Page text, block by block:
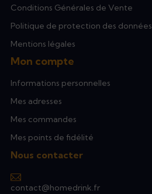
Conditions Générales de Vente
Politique de protection des données
Mentions légales
Mon compte
Informations personnelles
Mes adresses
Mes commandes
Mes points de fidélité
Nous contacter
contact@homedrink.fr